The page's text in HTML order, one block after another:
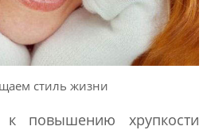
стиль жизни
повышению хрупкости